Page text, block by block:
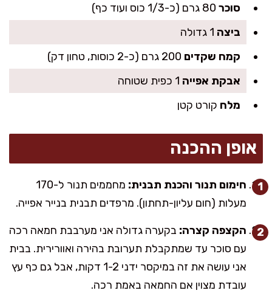
סוכר
ביצה
קמח שקדים
אבקת אפייה
מלח קורט קטן
אופן ההכנה
חימום תנור והכנת תבנית:
מחממים תנור ל-170
מעלות (חום עליון-תחתון). מרפדים תבנית בנייר אפייה.
הקצפה קצרה: בקערה גדולה אני מערבבת חמאה רכה
עם סוכר עד שמתקבלת תערובת בהירה ואוורירית. בבית
אני עושה את זה במיקסר ידני 1-2 דקות, אבל גם כף עץ
עובדת מצוין אם החמאה באמת רכה.